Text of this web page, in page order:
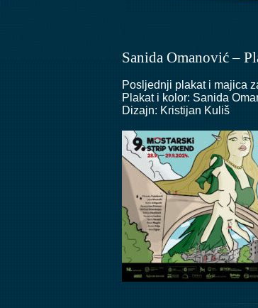
Sanida Omanović –
Posljednji plakat i majica
Plakat i kolor: Sanida
Dizajn: Kristijan Kuliš